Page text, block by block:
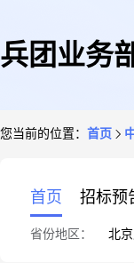
兵团业务
您当前的位置： 首页
首页 招标预
省份地区： 北京